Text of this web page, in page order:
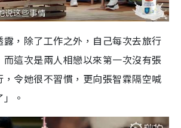
，除了工作之外，自己每次去旅行
這次是兩人相戀以來第一次沒有張
令她很不習慣，更向張智霖隔空喊
。